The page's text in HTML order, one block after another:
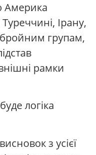
Америка
Ірану,
групам,
рамки
логіка
з усієї